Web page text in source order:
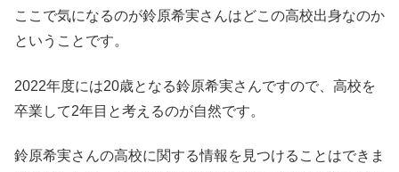
ここで気になるのが鈴原希実さんはどこの高校出身なのか
ということです。
2022年度には20歳となる鈴原希実さんですので、高校を
卒業して2年目と考えるのが自然です。
鈴原希実さんの高校に関する情報を見つけることはできま